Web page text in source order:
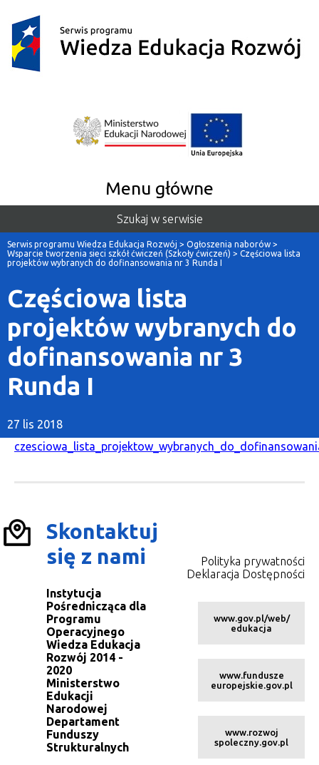
Menu główne
Szukaj w serwisie
Serwis programu Wiedza Edukacja Rozwój > Ogłoszenia naborów >
Wsparcie tworzenia sieci szkół ćwiczeń (Szkoły ćwiczeń) > Częściowa lista
projektów wybranych do dofinansowania nr 3 Runda I
Częściowa lista
projektów wybranych do
dofinansowania nr 3
Runda I
27 lis 2018
Skontaktuj
się z nami
Instytucja
Pośrednicząca dla
Programu
Operacyjnego
Wiedza Edukacja
Rozwój 2014 -
2020
Ministerstwo
Edukacji
Narodowej
Departament
Funduszy
Strukturalnych
Polityka prywatności
Deklaracja Dostępności
www.gov.pl/web/
edukacja
www.fundusze
europejskie.gov.pl
www.rozwoj
spoleczny.gov.pl